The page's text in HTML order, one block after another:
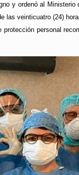
y ordenó al
las veinticuatro (24)
personal